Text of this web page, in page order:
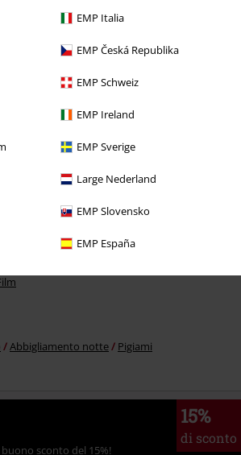
EMP Italia
EMP Česká Republika
EMP Schweiz
EMP Ireland
EMP Sverige
Large Nederland
EMP Slovensko
EMP España
Abbigliamento notte
Abbigliamento notte Pigiami
15%
di sconto
sconto del 15%!